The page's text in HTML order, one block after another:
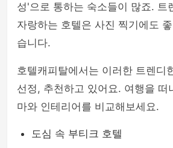
성'으로 통하는 숙소들이 많죠. 트
자랑하는 호텔은 사진 찍기에도
습니다.
호텔캐피탈에서는 이러한 트렌디
선정, 추천하고 있어요. 여행을 떠
마와 인테리어를 비교해보세요.
도심 속 부티크 호텔